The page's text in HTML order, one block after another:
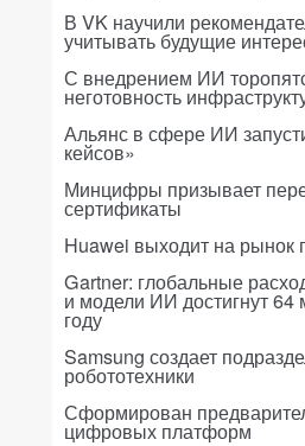
В VK научили
учитывать будущие
С внедрением ИИ
неготовность
Альянс в сфере ИИ
кейсов»
Минцифры призывает
сертификаты
Huawei выходит на рынок
Gartner: глобальные
и модели ИИ достигнут 64
году
Samsung создает
робототехники
Сформирован
цифровых платформ